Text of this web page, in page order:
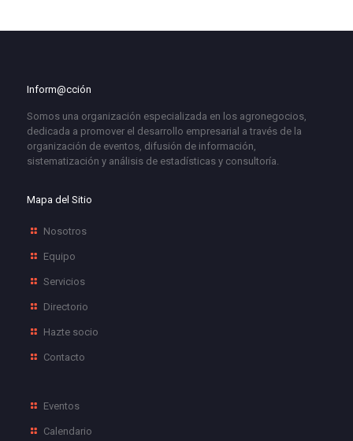
Inform@cción
Somos una organización especializada en los agronegocios,
dedicada a promover el desarrollo empresarial a través de la
organización de eventos, difusión de información,
sistematización y análisis de estadísticas y consultoría.
Mapa del Sitio
Nosotros
Equipo
Servicios
Directorio
Hazte socio
Contacto
Eventos
Calendario